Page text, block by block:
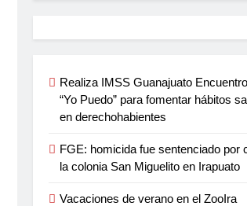
Realiza IMSS Guanajuato
“Yo Puedo” para fomentar hábitos
en derechohabientes
FGE: homicida fue sentenciado por
la colonia San Miguelito en Irapuato
Vacaciones de verano en el ZooIra